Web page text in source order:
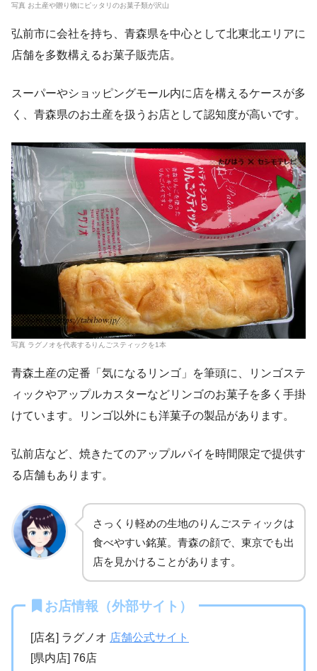
写真 お土産や贈り物にピッタリのお菓子類が沢山
弘前市に会社を持ち、青森県を中心として北東北エリアに
店舗を多数構えるお菓子販売店。
スーパーやショッピングモール内に店を構えるケースが多
く、青森県のお土産を扱うお店として認知度が高いです。
写真 ラグノオを代表するりんごスティックを1本
青森土産の定番「気になるリンゴ」を筆頭に、リンゴステ
ィックやアップルカスターなどリンゴのお菓子を多く手掛
けています。リンゴ以外にも洋菓子の製品があります。
弘前店など、焼きたてのアップルパイを時間限定で提供す
る店舗もあります。
さっくり軽めの生地のりんごスティックは
食べやすい銘菓。青森の顔で、東京でも出
店を見かけることがあります。
お店情報（外部サイト）
[店名] ラグノオ 店舗公式サイト
[県内店] 76店